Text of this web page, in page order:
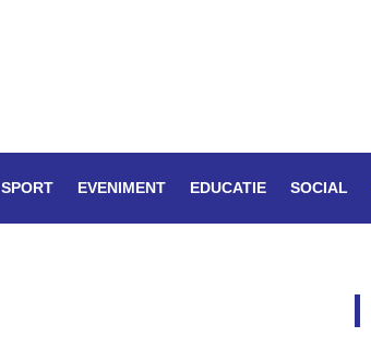
SPORT EVENIMENT EDUCATIE SOCIAL